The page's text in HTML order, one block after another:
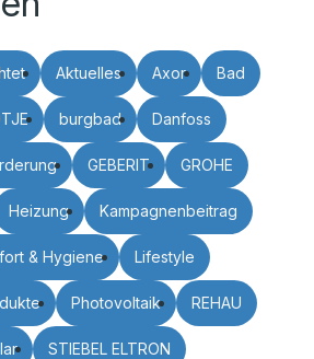
Aktuelles Axor Bad
burgbad Danfoss
GEBERIT GROHE
Heizung Kampagnenbeitrag
& Hygiene Lifestyle
Photovoltaik REHAU
STIEBEL ELTRON